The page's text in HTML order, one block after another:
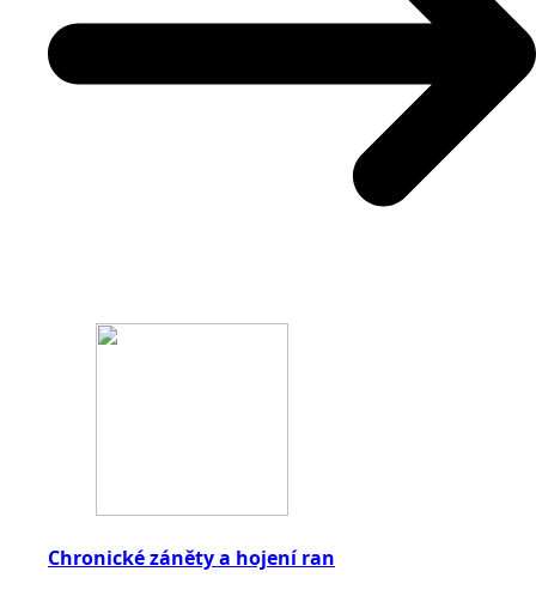
Chronické záněty a hojení ran